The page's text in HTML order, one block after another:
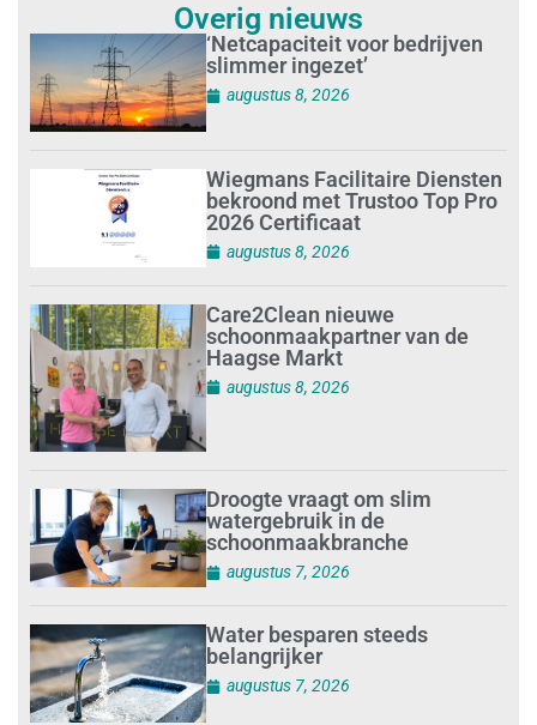
Overig nieuws
‘Netcapaciteit voor bedrijven
slimmer ingezet’
augustus 8, 2026
Wiegmans Facilitaire Diensten
bekroond met Trustoo Top Pro
2026 Certificaat
augustus 8, 2026
Care2Clean nieuwe
schoonmaakpartner van de
Haagse Markt
augustus 8, 2026
Droogte vraagt om slim
watergebruik in de
schoonmaakbranche
augustus 7, 2026
Water besparen steeds
belangrijker
augustus 7, 2026